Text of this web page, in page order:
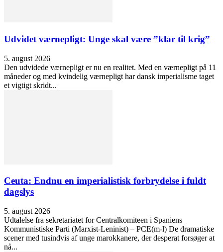
Udvidet værnepligt: Unge skal være ”klar til krig”
5. august 2026
Den udvidede værnepligt er nu en realitet. Med en værnepligt på 11
måneder og med kvindelig værnepligt har dansk imperialisme taget
et vigtigt skridt...
Ceuta: Endnu en imperialistisk forbrydelse i fuldt
dagslys
5. august 2026
Udtalelse fra sekretariatet for Centralkomiteen i Spaniens
Kommunistiske Parti (Marxist-Leninist) – PCE(m-l) De dramatiske
scener med tusindvis af unge marokkanere, der desperat forsøger at
nå...